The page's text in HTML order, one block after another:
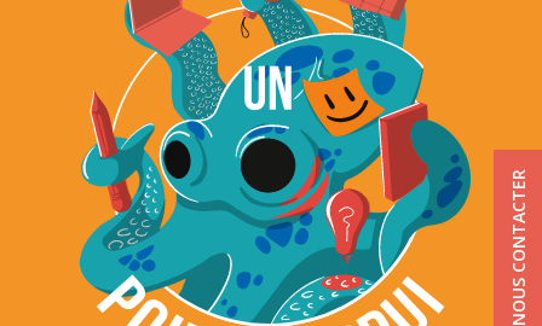
NOUS CONTACTER